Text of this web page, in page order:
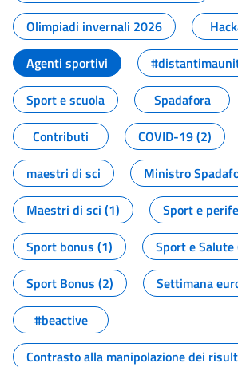
Olimpiadi invernali 2026
Agenti sportivi
Sport e scuola
Spadafora
Contributi
COVID-19 (2)
maestri di sci
Ministro
Maestri di sci (1)
Sport e
Sport bonus (1)
Sport e Salute
Sport Bonus (2)
Settimana
#beactive
Contrasto alla manipolazione dei